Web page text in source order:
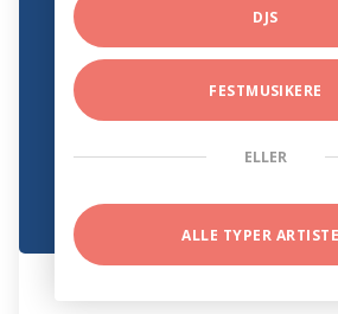
DJS
FESTMUSIKERE
ELLER
ALLE TYPER